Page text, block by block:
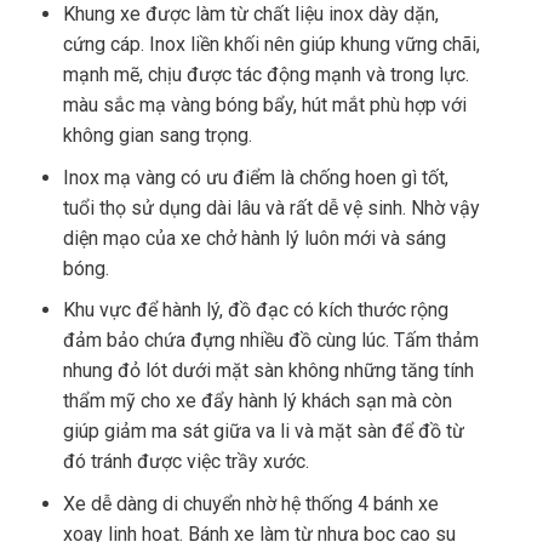
Khung xe được làm từ chất liệu inox dày dặn,
cứng cáp. Inox liền khối nên giúp khung vững chãi,
mạnh mẽ, chịu được tác động mạnh và trong lực.
màu sắc mạ vàng bóng bẩy, hút mắt phù hợp với
không gian sang trọng.
Inox mạ vàng có ưu điểm là chống hoen gì tốt,
tuổi thọ sử dụng dài lâu và rất dễ vệ sinh. Nhờ vậy
diện mạo của xe chở hành lý luôn mới và sáng
bóng.
Khu vực để hành lý, đồ đạc có kích thước rộng
đảm bảo chứa đựng nhiều đồ cùng lúc. Tấm thảm
nhung đỏ lót dưới mặt sàn không những tăng tính
thẩm mỹ cho xe đẩy hành lý khách sạn mà còn
giúp giảm ma sát giữa va li và mặt sàn để đồ từ
đó tránh được việc trầy xước.
Xe dễ dàng di chuyển nhờ hệ thống 4 bánh xe
xoay linh hoạt. Bánh xe làm từ nhựa bọc cao su